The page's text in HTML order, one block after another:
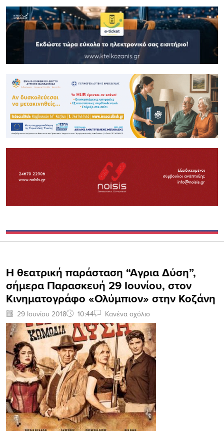
Η θεατρική παράσταση “Αγρια Δύση”,
σήμερα Παρασκευή 29 Ιουνίου, στον
Κινηματογράφο «Ολύμπιον» στην Κοζάνη
29 Ιουνίου 2018 10:44 Κανένα σχόλιο